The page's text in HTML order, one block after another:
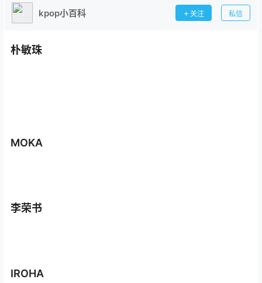
kpop小百科 关注 私信
朴敏珠
MOKA
李荣书
IROHA